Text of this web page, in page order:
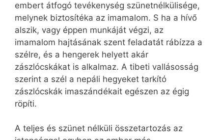
embert átfogó tevékenység szünetnélkülisége,
melynek biztosítéka az imamalom. S ha a hívő
alszik, vagy éppen munkáját végzi, az
imamalom hajtásának szent feladatát rábízza a
szélre, és a hengerek helyett akár
zászlócskákat is alkalmaz. A tibeti vallásosság
szerint a szél a nepáli hegyeket tarkító
zászlócskák imaszándékait egészen az égig
röpíti.
A teljes és szünet nélküli összetartozás az